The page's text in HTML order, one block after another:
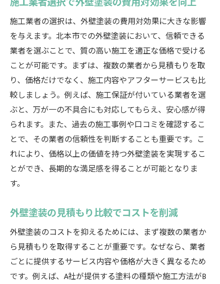
北本市で外壁塗装を賢く進める方法
北本市で賢く外壁塗装するための秘策
外壁塗装を賢く選ぶための秘策
高性能塗料で北本市の外壁塗装を改善
適切な業者選択でコストを賢く管理
見積もり比較で外壁塗装費用を節約
施工事例から学ぶ賢い外壁塗装の方法
北本市で外壁塗装を成功させるヒント
北本市外壁塗装の賢い選択とコスト管理
外壁塗装の賢い選択でコストを管理
見積もりと施工事例でコストを管理する方
法
北本市での外壁塗装で賢く予算を管理
外壁塗装のコストを考慮した選び方
施工業者の選択は、外壁塗装の費用対効果に大きな影響
を与えます。北本市での外壁塗装において、信頼できる
業者を選ぶことで、質の高い施工を適正な価格で受ける
ことが可能です。まずは、複数の業者から見積もりを取
り、価格だけでなく、施工内容やアフターサービスも比
較しましょう。例えば、施工保証が付いている業者を選
ぶと、万が一の不具合にも対応してもらえ、安心感が得
られます。また、過去の施工事例や口コミを確認するこ
とで、その業者の信頼性を判断することも重要です。こ
れにより、価格以上の価値を持つ外壁塗装を実現するこ
とができ、長期的な満足感を得ることが可能となりま
す。
外壁塗装の見積もり比較でコストを削減
外壁塗装のコストを抑えるためには、まず複数の業者か
ら見積もりを取得することが重要です。なぜなら、業者
ごとに提供するサービス内容や価格が大きく異なるため
です。例えば、A社が提供する塗料の種類や施工方法がB